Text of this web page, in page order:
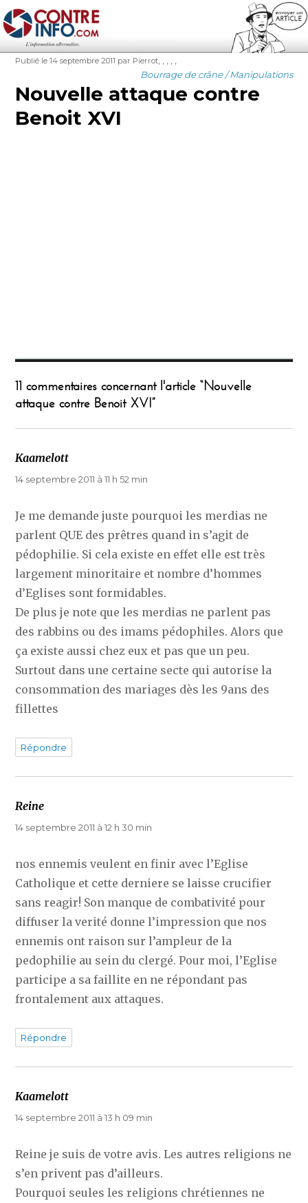
Contre-Info
Publié
Publié le 14 septembre 2011 Auteur
par Pierrot
Catégories
Bourrage de crâne / Manipulations
Étiquettes
Nouvelle attaque contre
Benoit XVI
11 commentaires concernant l'article “Nouvelle
attaque contre Benoit XVI”
Kaamelott
14 septembre 2011 à 11 h 52 min
Je me demande juste pourquoi les merdias ne
parlent QUE des prêtres quand in s’agit de
pédophilie. Si cela existe en effet elle est très
largement minoritaire et nombre d’hommes
d’Eglises sont formidables.
De plus je note que les merdias ne parlent pas
des rabbins ou des imams pédophiles. Alors que
ça existe aussi chez eux et pas que un peu.
Surtout dans une certaine secte qui autorise la
consommation des mariages dès les 9ans des
fillettes
Répondre
Reine
14 septembre 2011 à 12 h 30 min
nos ennemis veulent en finir avec l’Eglise
Catholique et cette derniere se laisse crucifier
sans reagir! Son manque de combativité pour
diffuser la verité donne l’impression que nos
ennemis ont raison sur l’ampleur de la
pedophilie au sein du clergé. Pour moi, l’Eglise
participe a sa faillite en ne répondant pas
frontalement aux attaques.
Répondre
Kaamelott
14 septembre 2011 à 13 h 09 min
Reine je suis de votre avis. Les autres religions ne
s’en privent pas d’ailleurs.
Pourquoi seules les religions chrétiennes ne